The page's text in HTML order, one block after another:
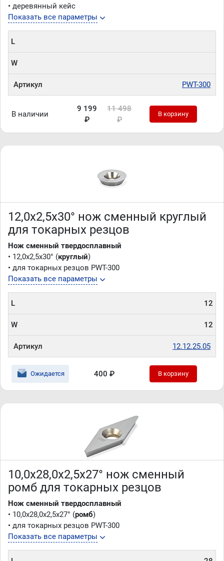
• деревянный кейс
Показать все параметры
L
W
Артикул PWT-300
В наличии
9 199
₽
11 498
₽
В корзину
12,0x2,5x30° нож сменный круглый
для токарных резцов
Нож сменный твердосплавный
• 12,0x2,5x30° (круглый)
• для токарных резцов PWT-300
Показать все параметры
L 12
W 12
Артикул 12.12.25.05
Ожидается 400 ₽ В корзину
10,0x28,0x2,5x27° нож сменный
ромб для токарных резцов
Нож сменный твердосплавный
• 10,0x28,0x2,5x27° (ромб)
• для токарных резцов PWT-300
Показать все параметры